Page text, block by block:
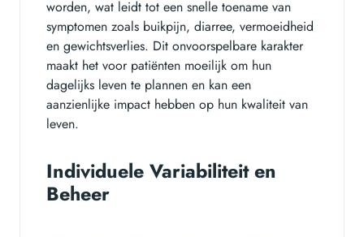
worden, wat leidt tot een snelle toename van
symptomen zoals buikpijn, diarree, vermoeidheid
en gewichtsverlies. Dit onvoorspelbare karakter
maakt het voor patiënten moeilijk om hun
dagelijks leven te plannen en kan een
aanzienlijke impact hebben op hun kwaliteit van
leven.
Individuele Variabiliteit en
Beheer